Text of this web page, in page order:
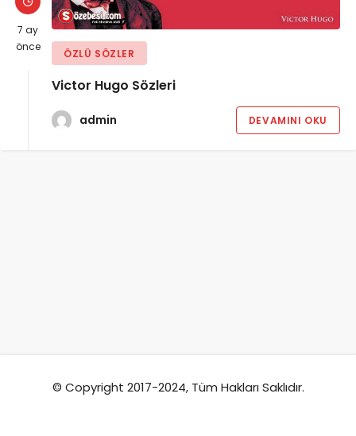
7 ay
önce
ÖZLÜ SÖZLER
Victor Hugo Sözleri
admin DEVAMINI OKU
© Copyright 2017-2024, Tüm Hakları Saklıdır.